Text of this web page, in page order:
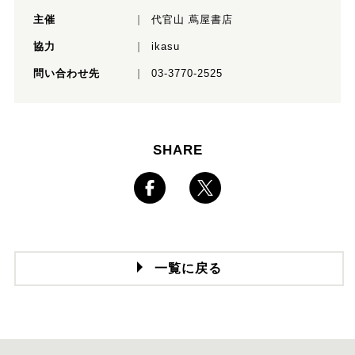
主催 代官山 蔦屋書店
協力 ikasu
問い合わせ先 03-3770-2525
SHARE
一覧に戻る